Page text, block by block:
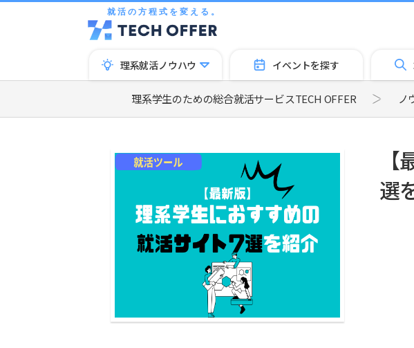
就活の方程式を変える。
理系就活ノウハウ イベントを探す
理系学生のための総合就活サービスTECH OFFER ノ
選